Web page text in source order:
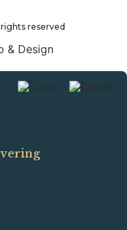
rights reserved
& Design